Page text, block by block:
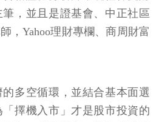
，並且是證基會、中正社區
，Yahoo理財專欄、商周財富
多空循環，並結合基本面選
擇機入市」才是股市投資的